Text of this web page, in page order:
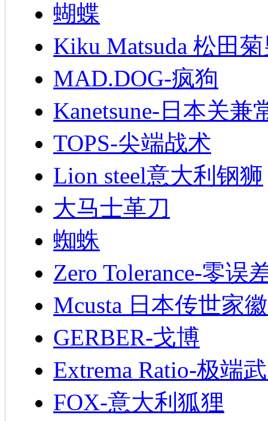
蝴蝶
Kiku Matsuda 松田
MAD.DOG-疯狗
Kanetsune-日本关兼
TOPS-尖端战术
Lion steel意大利钢狮
大马士革刀
蜘蛛
Zero Tolerance-零误
Mcusta 日本传世家徽
GERBER-戈博
Extrema Ratio-极端
FOX-意大利狐狸